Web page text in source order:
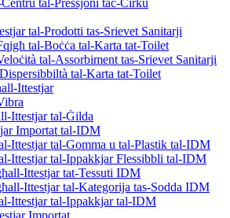
tal-Prodotti tas-Srievet Sanitarji
tal-Boċċa tal-Karta tat-Toilet
tal-Assorbiment tas-Srievet Sanitarji
tal-Karta tat-Toilet
Ittestjar
Ittestjar tal-Ġilda
Importat tal-IDM
Ittestjar tal-Gomma u tal-Plastik tal-IDM
Ittestjar tal-Ippakkjar Flessibbli tal-IDM
Ittestjar tat-Tessuti IDM
Ittestjar tal-Kategorija tas-Sodda IDM
Ittestjar tal-Ippakkjar tal-IDM
Importat